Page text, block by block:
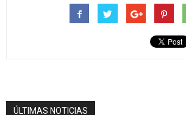
ÚLTIMAS NOTICIAS